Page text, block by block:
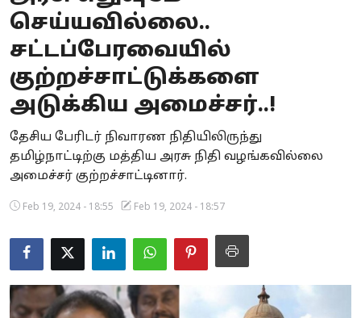
Business
Crime
Tamilnadu
National
World
Astrology
Spirituality
Weather
Politics
செய்யவில்லை..
சட்டப்பேரவையில்
குற்றச்சாட்டுக்களை
அடுக்கிய அமைச்சர்..!
தேசிய பேரிடர் நிவாரண நிதியிலிருந்து
தமிழ்நாட்டிற்கு மத்திய அரசு நிதி வழங்கவில்லை
அமைச்சர் குற்றச்சாட்டினார்.
Feb 19, 2024 - 18:55 Feb 19, 2024 - 18:57